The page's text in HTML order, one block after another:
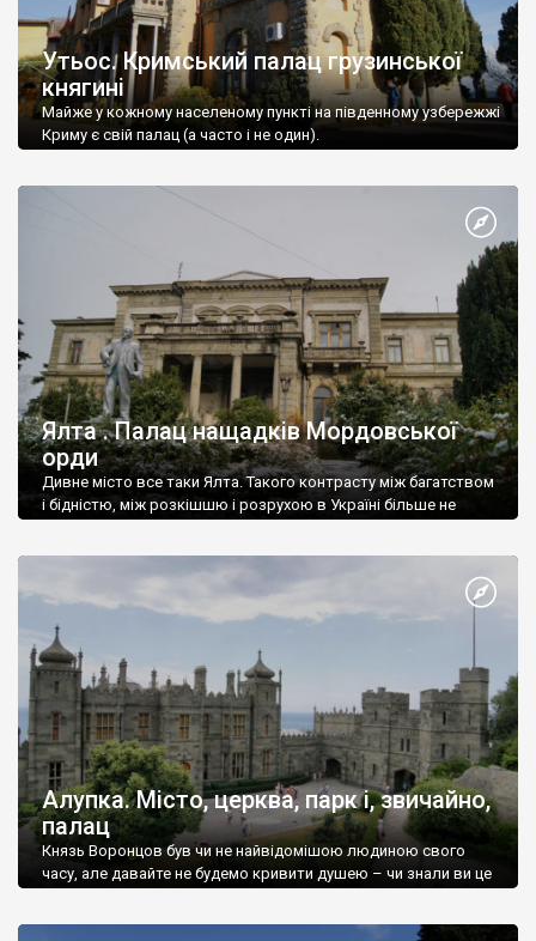
Утьос. Кримський палац грузинської
княгині
Майже у кожному населеному пункті на південному узбережжі
Криму є свій палац (а часто і не один).
Ялта . Палац нащадків Мордовської
орди
Дивне місто все таки Ялта. Такого контрасту між багатством
і бідністю, між розкішшю і розрухою в Україні більше не
Алупка. Місто, церква, парк і, звичайно,
палац
Князь Воронцов був чи не найвідомішою людиною свого
часу, але давайте не будемо кривити душею – чи знали ви це